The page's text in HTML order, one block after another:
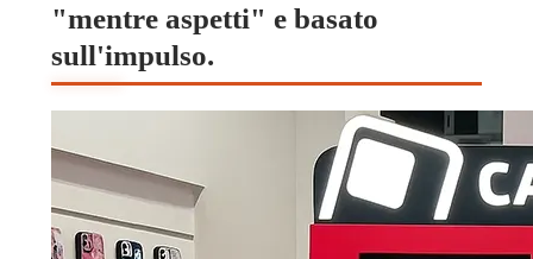
"mentre aspetti" e basato
sull'impulso.